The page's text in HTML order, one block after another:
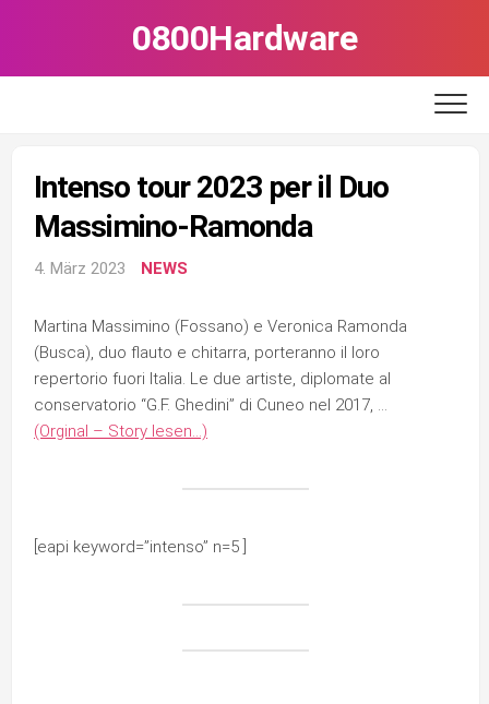
0800Hardware
Intenso tour 2023 per il Duo
Massimino-Ramonda
4. März 2023 NEWS
Martina Massimino (Fossano) e Veronica Ramonda
(Busca), duo flauto e chitarra, porteranno il loro
repertorio fuori Italia. Le due artiste, diplomate al
conservatorio “G.F. Ghedini” di Cuneo nel 2017, …
(Orginal – Story lesen…)
[eapi keyword=”intenso” n=5 ]